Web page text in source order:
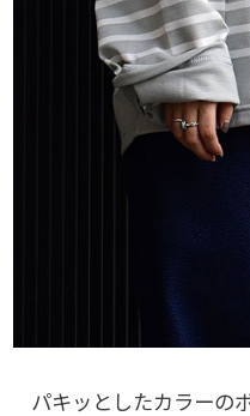
パキッとしたカラーの